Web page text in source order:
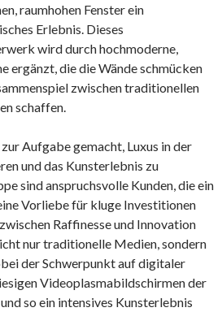
raumhohen Fenster ein
Erlebnis. Dieses
wird durch hochmoderne,
ergänzt, die die Wände schmücken
zwischen traditionellen
schaffen.
Aufgabe gemacht, Luxus in der
und das Kunsterlebnis zu
sind anspruchsvolle Kunden, die ein
Vorliebe für kluge Investitionen
Raffinesse und Innovation
nur traditionelle Medien, sondern
der Schwerpunkt auf digitaler
Videoplasmabildschirmen der
so ein intensives Kunsterlebnis